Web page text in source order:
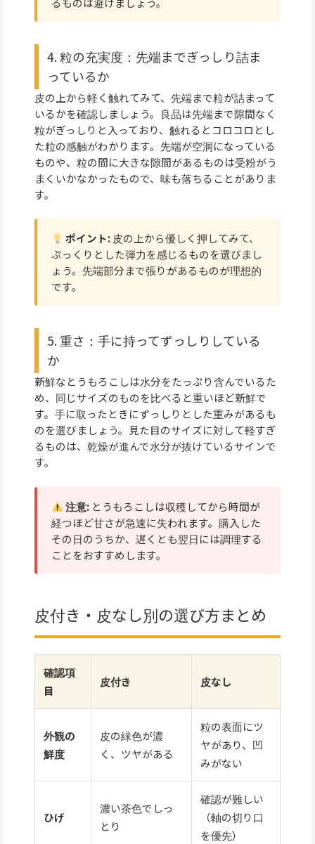
4. 粒の充実度：先端までぎっしり詰ま
っているか
皮の上から軽く触れてみて、先端まで粒が詰まって
いるかを確認しましょう。良品は先端まで隙間なく
粒がぎっしりと入っており、触れるとコロコロとし
た粒の感触がわかります。先端が空洞になっている
ものや、粒の間に大きな隙間があるものは受粉がう
まくいかなかったもので、味も落ちることがありま
す。
ポイント:皮の上から優しく押してみて、
ぷっくりとした弾力を感じるものを選びまし
ょう。先端部分まで張りがあるものが理想的
です。
5. 重さ：手に持ってずっしりしている
か
新鮮なとうもろこしは水分をたっぷり含んでいるた
め、同じサイズのものを比べると重いほど新鮮で
す。手に取ったときにずっしりとした重みがあるも
のを選びましょう。見た目のサイズに対して軽すぎ
るものは、乾燥が進んで水分が抜けているサインで
す。
注意:とうもろこしは収穫してから時間が
経つほど甘さが急速に失われます。購入した
その日のうちか、遅くとも翌日には調理する
ことをおすすめします。
皮付き・皮なし別の選び方まとめ
確認項
目
皮付き 皮なし
外観の
鮮度
皮の緑色が濃
く、ツヤがある
粒の表面にツ
ヤがあり、凹
みがない
ひげ
濃い茶色でしっ
とり
確認が難しい
（軸の切り口
を優先）